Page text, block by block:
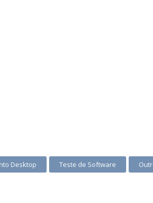
Desktop Teste de Software